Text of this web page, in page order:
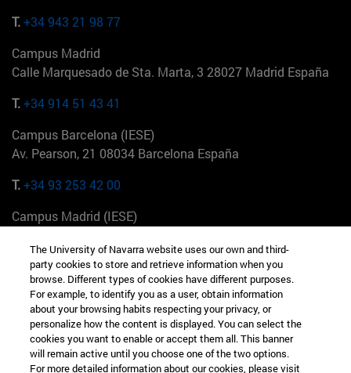
T.+34 943 21 98 77
Campus Madrid
Calle Marquesado de Sta. Marta, 3 28027 Madrid España
T.+34 914 51 43 41
Campus Barcelona (IESE)
Av. Pearson, 21 08034 Barcelona España
T.+34 93 253 42 00
Campus Madrid (IESE)
+34 912 11 30 00
Campus Nueva York (IESE)
165 W 57th St 10019-2201 Nueva York EE.UU
+1 646 346 8850
The University of Navarra website uses our own and third-
party cookies to store and retrieve information when you
browse. Different types of cookies have different purposes.
For example, to identify you as a user, obtain information
about your browsing habits respecting your privacy, or
personalize how the content is displayed. You can select the
cookies you want to enable or accept them all. This banner
will remain active until you choose one of the two options.
For more detailed information about our cookies, please visit